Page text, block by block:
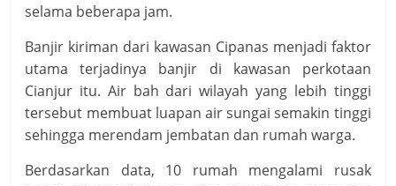
selama beberapa jam.
Banjir kiriman dari kawasan Cipanas menjadi faktor
utama terjadinya banjir di kawasan perkotaan
Cianjur itu. Air bah dari wilayah yang lebih tinggi
tersebut membuat luapan air sungai semakin tinggi
sehingga merendam jembatan dan rumah warga.
Berdasarkan data, 10 rumah mengalami rusak